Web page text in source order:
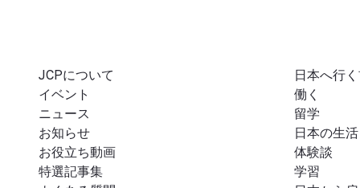
JCPについて
イベント
ニュース
お知らせ
お役立ち動画
特選記事集
日本へ行
働く
留学
日本の生活
体験談
学習